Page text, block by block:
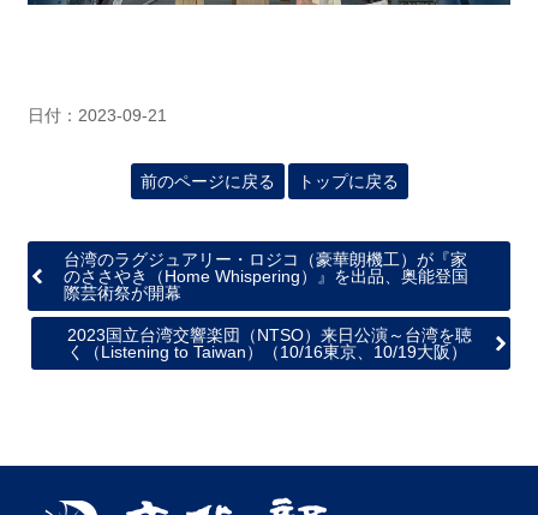
日付：2023-09-21
前のページに戻る トップに戻る
台湾のラグジュアリー・ロジコ（豪華朗機工）が『家
のささやき（Home Whispering）』を出品、奥能登国
際芸術祭が開幕
2023国立台湾交響楽団（NTSO）来日公演～台湾を聴
く（Listening to Taiwan）（10/16東京、10/19大阪）